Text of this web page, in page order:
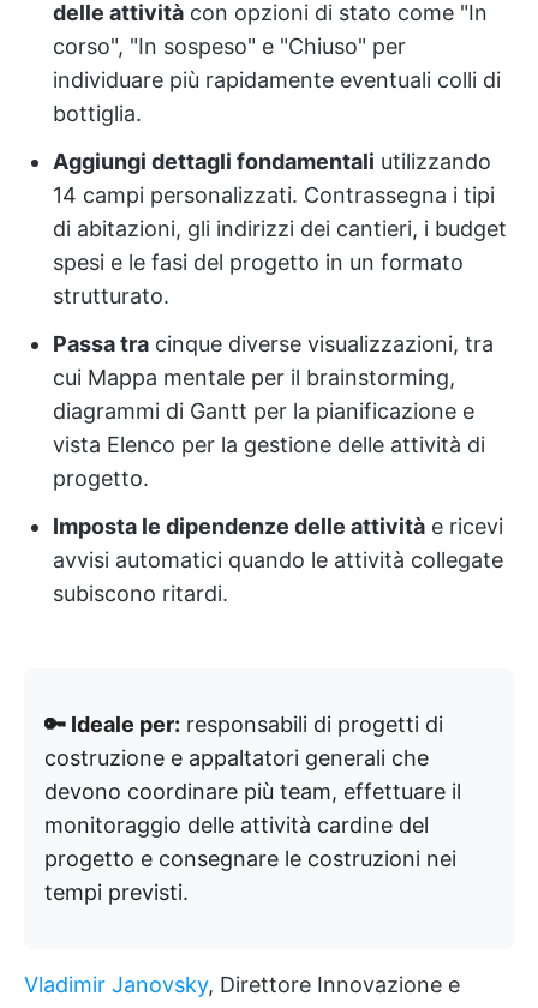
delle attività con opzioni di stato come "In
corso", "In sospeso" e "Chiuso" per
individuare più rapidamente eventuali colli di
bottiglia.
Aggiungi dettagli fondamentali utilizzando
14 campi personalizzati. Contrassegna i tipi
di abitazioni, gli indirizzi dei cantieri, i budget
spesi e le fasi del progetto in un formato
strutturato.
Passa tra cinque diverse visualizzazioni, tra
cui Mappa mentale per il brainstorming,
diagrammi di Gantt per la pianificazione e
vista Elenco per la gestione delle attività di
progetto.
Imposta le dipendenze delle attività e ricevi
avvisi automatici quando le attività collegate
subiscono ritardi.
🔑 Ideale per: responsabili di progetti di
costruzione e appaltatori generali che
devono coordinare più team, effettuare il
monitoraggio delle attività cardine del
progetto e consegnare le costruzioni nei
tempi previsti.
Vladimir Janovsky, Direttore Innovazione e